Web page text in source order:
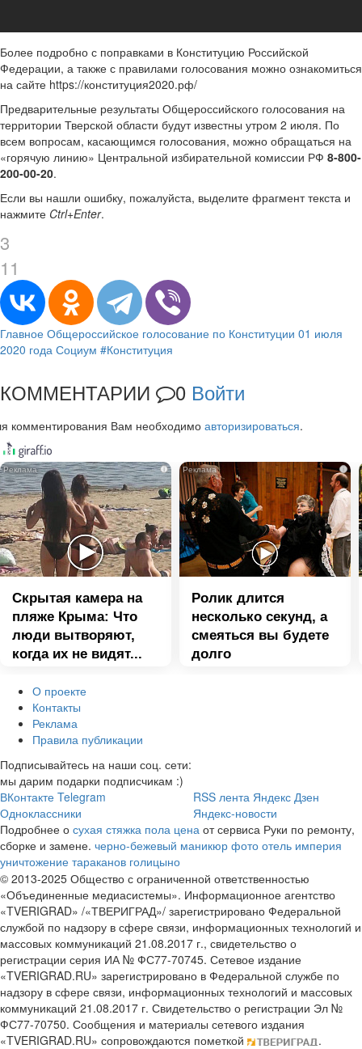
Более подробно с поправками в Конституцию Российской
Федерации, а также с правилами голосования можно ознакомиться
на сайте https://конституция2020.рф/
Предварительные результаты Общероссийского голосования на
территории Тверской области будут известны утром 2 июля. По
всем вопросам, касающимся голосования, можно обращаться на
«горячую линию» Центральной избирательной комиссии РФ 8-800-
200-00-20.
Если вы нашли ошибку, пожалуйста, выделите фрагмент текста и
нажмите Ctrl+Enter.
3
11
Главное Общероссийское голосование по Конституции 01 июля
2020 года Социум #Конституция
КОММЕНТАРИИ 0 Войти
комментирования Вам необходимо авторизироваться.
i
Скрытая камера на
пляже Крыма: Что
люди вытворяют,
когда их не видят...
i
Ролик длится
несколько секунд, а
смеяться вы будете
долго
О проекте
Контакты
Реклама
Правила публикации
Подписывайтесь на наши соц. сети:
мы дарим подарки подписчикам :)
ВКонтакте Telegram
Одноклассники
RSS лента Яндекс Дзен
Яндекс-новости
Подробнее о сухая стяжка пола цена от сервиса Руки по ремонту,
сборке и замене. черно-бежевый маникюр фото отель империя
уничтожение тараканов голицыно
© 2013-2025 Общество с ограниченной ответственностью
«Объединенные медиасистемы». Информационное агентство
«TVERIGRAD» /«ТВЕРИГРАД»/ зарегистрировано Федеральной
службой по надзору в сфере связи, информационных технологий и
массовых коммуникаций 21.08.2017 г., свидетельство о
регистрации серия ИА № ФС77-70745. Сетевое издание
«TVERIGRAD.RU» зарегистрировано в Федеральной службе по
надзору в сфере связи, информационных технологий и массовых
коммуникаций 21.08.2017 г. Свидетельство о регистрации Эл №
ФС77-70750. Сообщения и материалы сетевого издания
«TVERIGRAD.RU» сопровождаются пометкой
.